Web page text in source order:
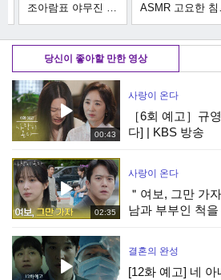
조아람표 야무진 집
밥 한 상, MBC
250110 방송
ASMR 고요한 침
속 추억을 기록
나만의 시간,
250110 방송
당신이 좋아할 만한 영상
00:43
사랑이 온다
［6회 예고］규
다] | KBS 방송
02:35
사랑이 온다
＂여보, 그만 가
남과 부부인 척
결혼의 완성
[12화 예고] 네